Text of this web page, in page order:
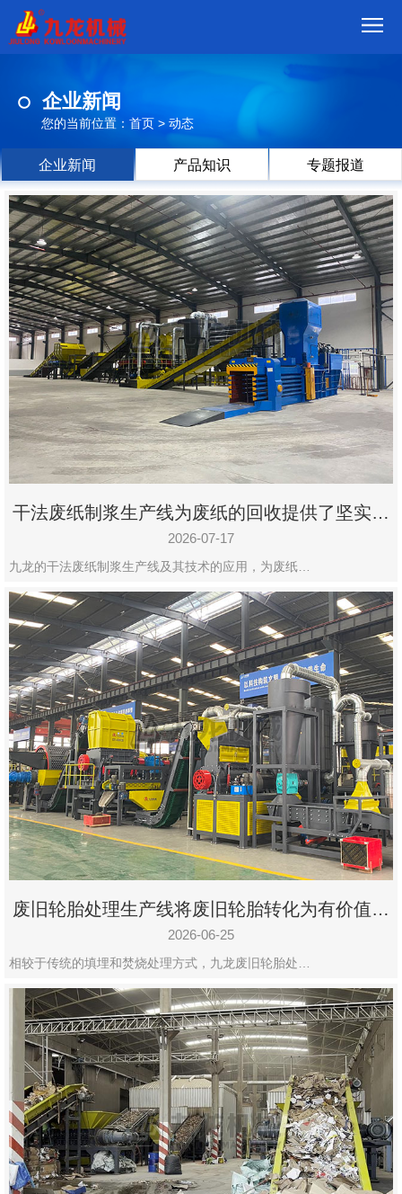
品
视
频
现
场
方
案
动
态联
系
郑
州
市
设
有
限
公
司
豫
ICP
备
19020390
号-1
企业新闻
您的当前位置： 首页 > 动态
企业新闻 产品知识 专题报道
干法废纸制浆生产线为废纸的回收提供了坚实的
保障
2026-07-17
九龙的干法废纸制浆生产线及其技术的应用，为废纸…
废旧轮胎处理生产线将废旧轮胎转化为有价值的
资源
2026-06-25
相较于传统的填埋和焚烧处理方式，九龙废旧轮胎处…